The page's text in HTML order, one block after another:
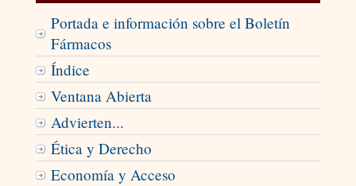
Portada e información sobre el Boletín
Fármacos
Índice
Ventana Abierta
Advierten...
Ética y Derecho
Economía y Acceso